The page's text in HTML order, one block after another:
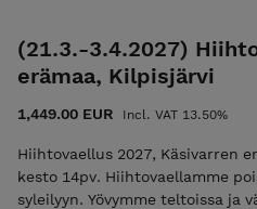
(21.3.-3.4.2027)
erämaa, Kilpisjärvi
1,449.00 EUR Incl. VAT 13.50%
Hiihtovaellus 2027, Käsivarren
kesto 14pv. Hiihtovaellamme
syleilyyn. Yövymme teltoissa ja